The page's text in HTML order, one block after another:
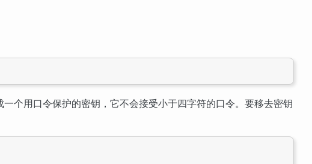
个用口令保护的密钥，它不会接受小于四字符的口令。要移去密钥